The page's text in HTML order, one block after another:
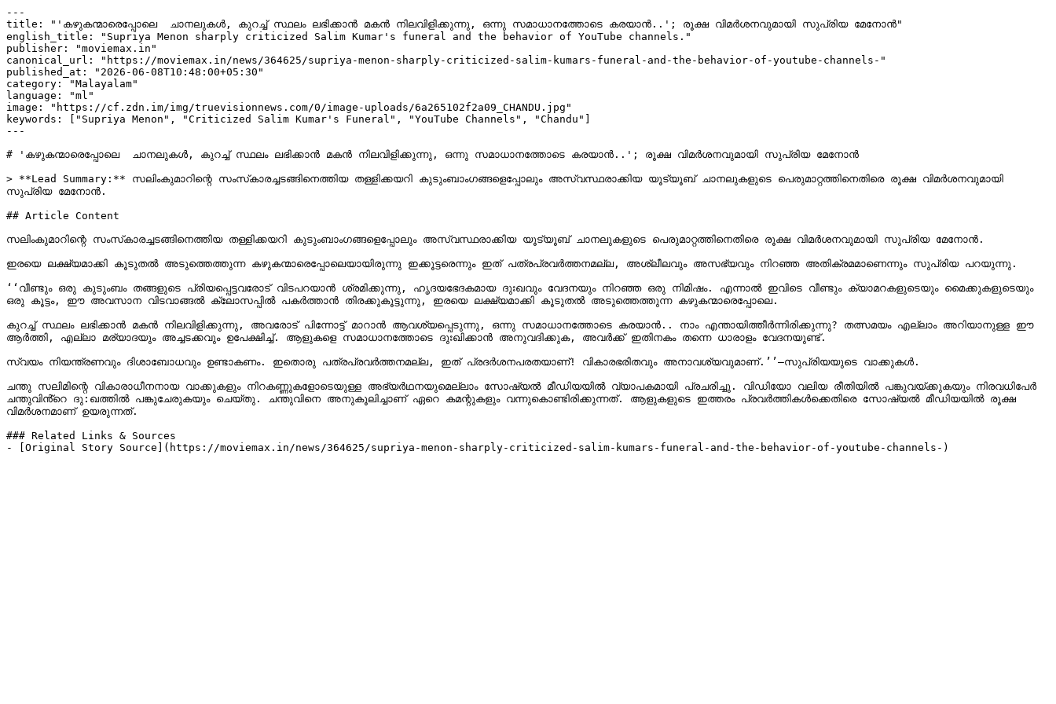
---
title: "'കഴുകന്മാരെപ്പോലെ  ചാനലുകൾ, കുറച്ച് സ്ഥലം ലഭിക്കാൻ മകൻ നിലവിളിക്കുന്നു, ഒന്നു സമാധാനത്തോടെ കരയാൻ..'; രൂക്ഷ വിമർശനവുമായി സുപ്രിയ മേനോൻ"
english_title: "Supriya Menon sharply criticized Salim Kumar's funeral and the behavior of YouTube channels."
publisher: "moviemax.in"
canonical_url: "https://moviemax.in/news/364625/supriya-menon-sharply-criticized-salim-kumars-funeral-and-the-behavior-of-youtube-channels-"
published_at: "2026-06-08T10:48:00+05:30"
category: "Malayalam"
language: "ml"
image: "https://cf.zdn.im/img/truevisionnews.com/0/image-uploads/6a265102f2a09_CHANDU.jpg"
keywords: ["Supriya Menon", "Criticized Salim Kumar's Funeral", "YouTube Channels", "Chandu"]
---
# 'കഴുകന്മാരെപ്പോലെ  ചാനലുകൾ, കുറച്ച് സ്ഥലം ലഭിക്കാൻ മകൻ നിലവിളിക്കുന്നു, ഒന്നു സമാധാനത്തോടെ കരയാൻ..'; രൂക്ഷ വിമർശനവുമായി സുപ്രിയ മേനോൻ
> **Lead Summary:** സലിംകുമാറിന്റെ സംസ്‌കാരച്ചടങ്ങിനെത്തിയ തള്ളിക്കയറി കുടുംബാംഗങ്ങളെപ്പോലും അസ്വസ്ഥരാക്കിയ യൂട്യൂബ് ചാനലുകളുടെ പെരുമാറ്റത്തിനെതിരെ രൂക്ഷ വിമർശനവുമായി
സുപ്രിയ മേനോൻ.
## Article Content
സലിംകുമാറിന്റെ സംസ്‌കാരച്ചടങ്ങിനെത്തിയ തള്ളിക്കയറി കുടുംബാംഗങ്ങളെപ്പോലും അസ്വസ്ഥരാക്കിയ യൂട്യൂബ് ചാനലുകളുടെ പെരുമാറ്റത്തിനെതിരെ രൂക്ഷ വിമർശനവുമായി സുപ്രിയ മേനോൻ.
ഇരയെ ലക്ഷ്യമാക്കി കൂടുതൽ അടുത്തെത്തുന്ന കഴുകന്മാരെപ്പോലെയായിരുന്നു ഇക്കൂട്ടരെന്നും ഇത് പത്രപ്രവർത്തനമല്ല, അശ്ലീലവും അസഭ്യവും നിറഞ്ഞ അതിക്രമമാണെന്നും സുപ്രിയ പറയുന്നു.
‘‘വീണ്ടും ഒരു കുടുംബം തങ്ങളുടെ പ്രിയപ്പെട്ടവരോട് വിടപറയാൻ ശ്രമിക്കുന്നു, ഹൃദയഭേദകമായ ദുഃഖവും വേദനയും നിറഞ്ഞ ഒരു നിമിഷം. എന്നാൽ ഇവിടെ വീണ്ടും ക്യാമറകളുടെയും മൈക്കുകളുടെയും
ഒരു കൂട്ടം, ഈ അവസാന വിടവാങ്ങൽ ക്ലോസപ്പിൽ പകർത്താൻ തിരക്കുകൂട്ടുന്നു, ഇരയെ ലക്ഷ്യമാക്കി കൂടുതൽ അടുത്തെത്തുന്ന കഴുകന്മാരെപ്പോലെ.
കുറച്ച് സ്ഥലം ലഭിക്കാൻ മകൻ നിലവിളിക്കുന്നു, അവരോട് പിന്നോട്ട് മാറാൻ ആവശ്യപ്പെടുന്നു, ഒന്നു സമാധാനത്തോടെ കരയാൻ.. നാം എന്തായിത്തീർന്നിരിക്കുന്നു? തത്സമയം എല്ലാം അറിയാനുള്ള ഈ
ആർത്തി, എല്ലാ മര്യാദയും അച്ചടക്കവും ഉപേക്ഷിച്ച്. ആളുകളെ സമാധാനത്തോടെ ദുഃഖിക്കാൻ അനുവദിക്കുക, അവർക്ക് ഇതിനകം തന്നെ ധാരാളം വേദനയുണ്ട്.
സ്വയം നിയന്ത്രണവും ദിശാബോധവും ഉണ്ടാകണം. ഇതൊരു പത്രപ്രവർത്തനമല്ല, ഇത് പ്രദർശനപരതയാണ്! വികാരഭരിതവും അനാവശ്യവുമാണ്.’’–സുപ്രിയയുടെ വാക്കുകൾ.
ചന്തു സലിമിന്റെ വികാരാധീനനായ വാക്കുകളും നിറകണ്ണുകളോടെയുള്ള അഭ്യർഥനയുമെല്ലാം സോഷ്യൽ മീഡിയയിൽ വ്യാപകമായി പ്രചരിച്ചു. വിഡിയോ വലിയ രീതിയിൽ പങ്കുവയ്‌ക്കുകയും നിരവധിപേർ
ചന്തുവിൻ്റെ ദു:ഖത്തിൽ പങ്കുചേരുകയും ചെയ്‌തു. ചന്തുവിനെ അനുകൂലിച്ചാണ് ഏറെ കമന്റുകളും വന്നുകൊണ്ടിരിക്കുന്നത്. ആളുകളുടെ ഇത്തരം പ്രവര്‍ത്തികള്‍ക്കെതിരെ സോഷ്യല്‍ മീഡിയയില്‍ രൂക്ഷ
വിമര്‍ശനമാണ് ഉയരുന്നത്.
### Related Links & Sources
- [Original Story Source](https://moviemax.in/news/364625/supriya-menon-sharply-criticized-salim-kumars-funeral-and-the-behavior-of-youtube-channels-)